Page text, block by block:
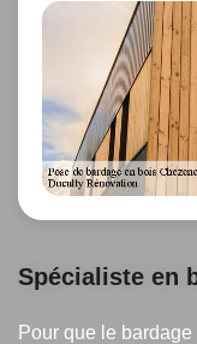
Spécialiste en
Pour que le